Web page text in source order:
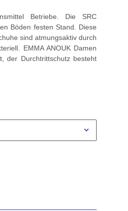
Betriebe. Die SRC
Böden festen Stand. Diese
sind atmungsaktiv durch
EMMA ANOUK Damen
der Durchtrittschutz besteht